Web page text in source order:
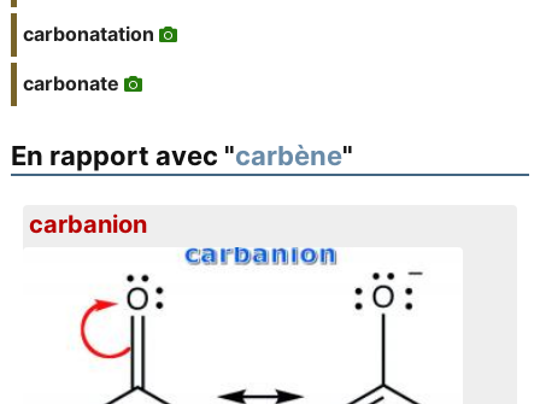
carbonatation
carbonate
En rapport avec "carbène"
carbanion